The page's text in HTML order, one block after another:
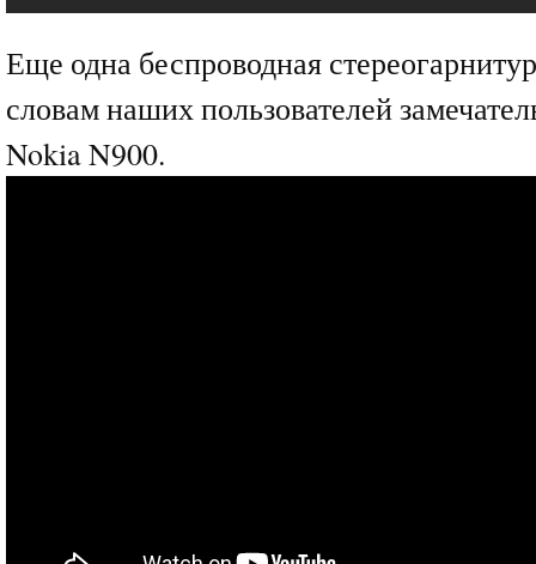
Еще одна беспроводная
словам наших пользователей
Nokia N900.